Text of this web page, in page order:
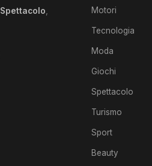
Spettacolo Motori
Tecnologia
Moda
Giochi
Spettacolo
Turismo
Sport
Beauty